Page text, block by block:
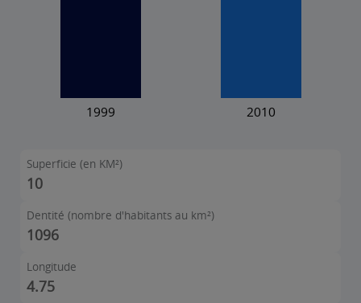
Superficie (en KM²)
10
Dentité (nombre d'habitants au km²)
1096
Longitude
4.75